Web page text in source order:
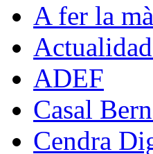
A fer la mà
ADEF
Casal
Cendra